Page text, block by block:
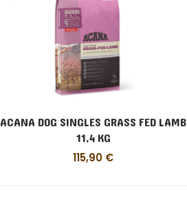
ACANA DOG SINGLES GRASS FED LAMB
11,4 KG
115,90 €